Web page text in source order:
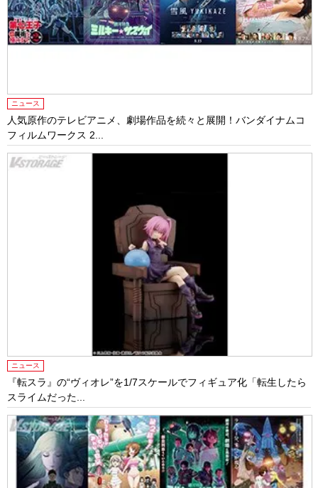
ニュース
人気原作のテレビアニメ、劇場作品を続々と展開！バンダイナムコ
フィルムワークス 2...
ニュース
『転スラ』の“ヴィオレ”を1/7スケールでフィギュア化「転生したら
スライムだった...